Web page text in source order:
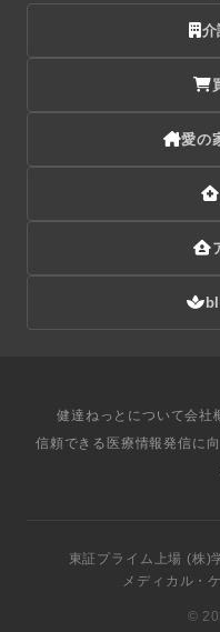
介
愛の
健達ねっとについて会社
信頼できる医療情報発信に
東証プライム上場 (株)
メディカル・
©